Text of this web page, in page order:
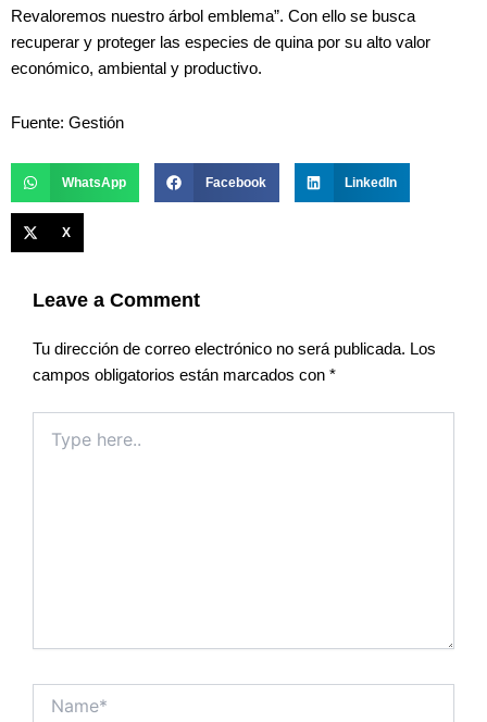
Revaloremos nuestro árbol emblema”. Con ello se busca
recuperar y proteger las especies de quina por su alto valor
económico, ambiental y productivo.
Fuente: Gestión
WhatsApp Facebook LinkedIn
X
Leave a Comment
Tu dirección de correo electrónico no será publicada. Los
campos obligatorios están marcados con *
here..